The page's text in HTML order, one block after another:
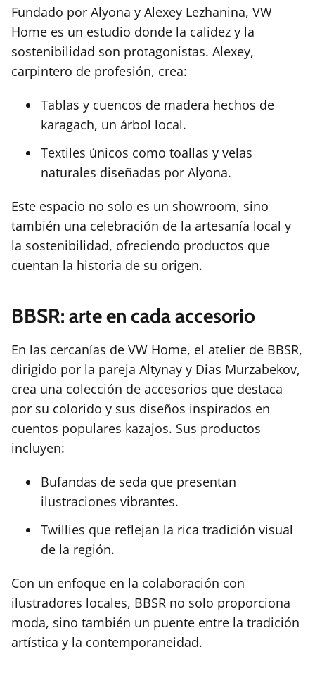
Fundado por Alyona y Alexey Lezhanina, VW
Home es un estudio donde la calidez y la
sostenibilidad son protagonistas. Alexey,
carpintero de profesión, crea:
Tablas y cuencos de madera hechos de
karagach, un árbol local.
Textiles únicos como toallas y velas
naturales diseñadas por Alyona.
Este espacio no solo es un showroom, sino
también una celebración de la artesanía local y
la sostenibilidad, ofreciendo productos que
cuentan la historia de su origen.
BBSR: arte en cada accesorio
En las cercanías de VW Home, el atelier de BBSR,
dirigido por la pareja Altynay y Dias Murzabekov,
crea una colección de accesorios que destaca
por su colorido y sus diseños inspirados en
cuentos populares kazajos. Sus productos
incluyen:
Bufandas de seda que presentan
ilustraciones vibrantes.
Twillies que reflejan la rica tradición visual
de la región.
Con un enfoque en la colaboración con
ilustradores locales, BBSR no solo proporciona
moda, sino también un puente entre la tradición
artística y la contemporaneidad.